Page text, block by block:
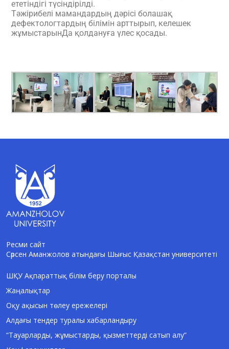
ететіндігі түсіндірілді.
Тәжірибелі мамандардың дәрісі болашақ
дефектологтардың білімін арттырып, келешек
жұмыстарынДа қолдануға үлес қосады.
Ресми сайт
Сәрсен Аманжолов атындағы Шығыс Қазақстан университеті
ШҚУ Ақпараттық білім беру порталы
Жаңалықтар
Оқу ақысын төлеу ережелері
Алдағы тендер туралы хабарландыру
“Тауарларды, жұмыстарды, қызметтерді сатып алу”
AI-Talapker
Сәлем! Мен AI-Talapker — Сәрсен
Аманжолов атындағы Шығыс Қазақстан
университеті (ШҚУ) көмекшісімін.
Бакалавриат, магистратура, докторантура